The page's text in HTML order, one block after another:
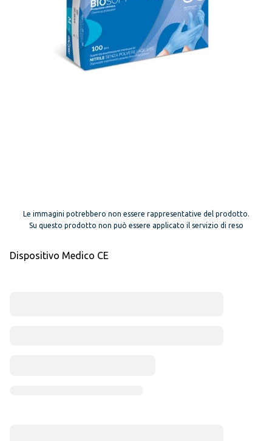
Le immagini potrebbero non essere rappresentative del prodotto.
Su questo prodotto non può essere applicato il servizio di reso
Dispositivo Medico CE